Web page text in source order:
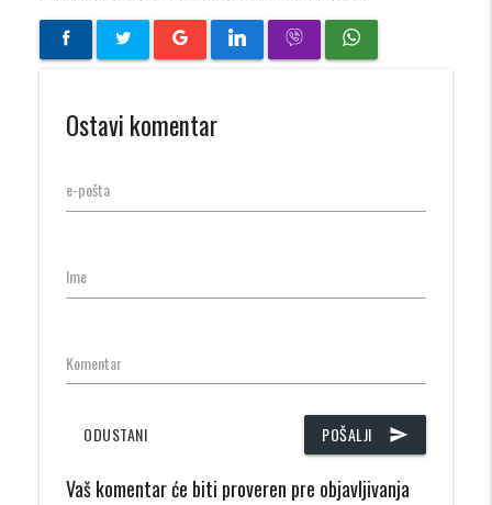
Ostavi komentar
e-pošta
Ime
Komentar
POŠALJI send
ODUSTANI
Vaš komentar će biti proveren pre objavljivanja